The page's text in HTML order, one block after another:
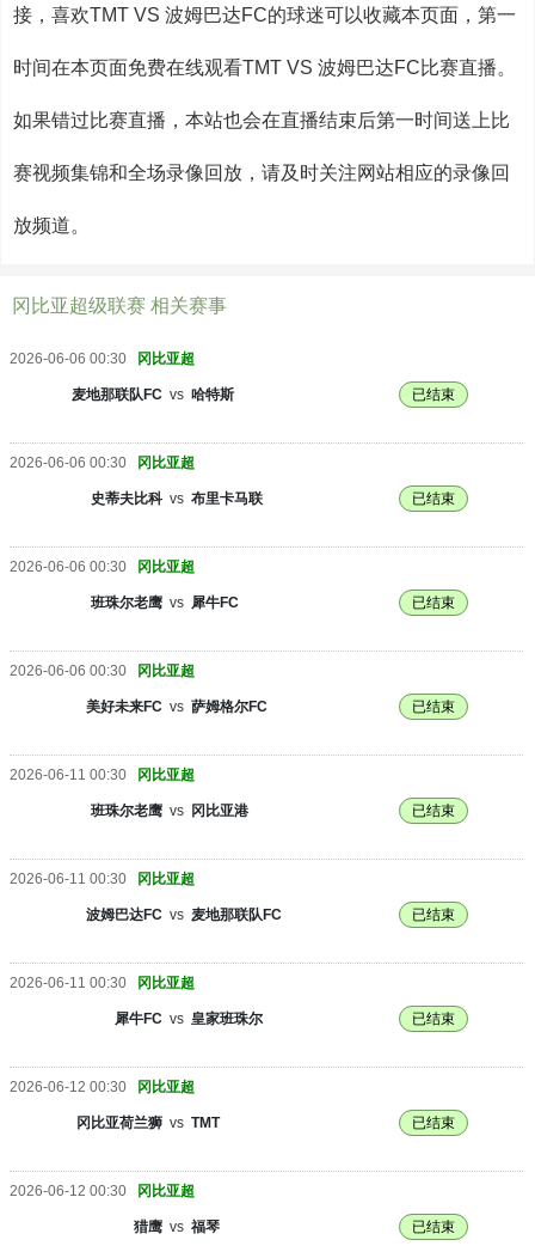
接，喜欢TMT VS 波姆巴达FC的球迷可以收藏本页面，第一
时间在本页面免费在线观看TMT VS 波姆巴达FC比赛直播。
如果错过比赛直播，本站也会在直播结束后第一时间送上比
赛视频集锦和全场录像回放，请及时关注网站相应的录像回
放频道。
冈比亚超级联赛 相关赛事
2026-06-06 00:30 冈比亚超
麦地那联队FC vs 哈特斯 已结束
2026-06-06 00:30 冈比亚超
史蒂夫比科 vs 布里卡马联 已结束
2026-06-06 00:30 冈比亚超
班珠尔老鹰 vs 犀牛FC 已结束
2026-06-06 00:30 冈比亚超
美好未来FC vs 萨姆格尔FC 已结束
2026-06-11 00:30 冈比亚超
班珠尔老鹰 vs 冈比亚港 已结束
2026-06-11 00:30 冈比亚超
波姆巴达FC vs 麦地那联队FC 已结束
2026-06-11 00:30 冈比亚超
犀牛FC vs 皇家班珠尔 已结束
2026-06-12 00:30 冈比亚超
冈比亚荷兰狮 vs TMT 已结束
2026-06-12 00:30 冈比亚超
猎鹰 vs 福琴 已结束